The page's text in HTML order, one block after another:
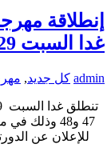
إنطلاقة
غدا السبت 29 يناير 2022
admin كل جديد,
47 و48 وذلك
للإعلان عن